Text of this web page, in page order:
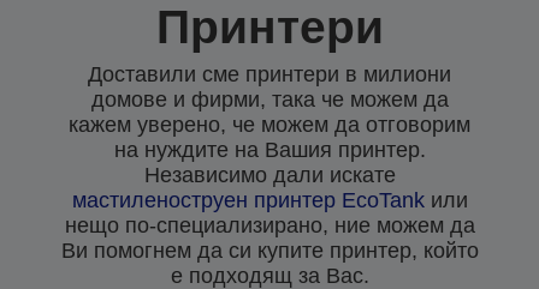
Принтери
Доставили сме принтери в милиони
домове и фирми, така че можем да
кажем уверено, че можем да отговорим
на нуждите на Вашия принтер.
Независимо дали искате
мастиленоструен принтер EcoTankили
нещо по-специализирано, ние можем да
Ви помогнем да си купите принтер, който
е подходящ за Вас.